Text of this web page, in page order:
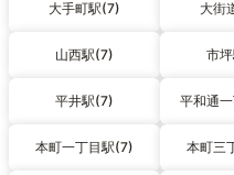
大手町駅(7) 大街
山西駅(7) 市
平井駅(7) 平和通
本町一丁目駅(7) 本町三